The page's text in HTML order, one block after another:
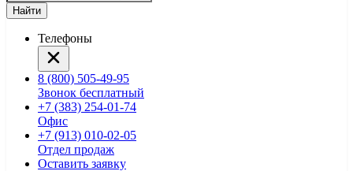
Найти
Телефоны
8 (800) 505-49-95
Звонок бесплатный
+7 (383) 254-01-74
Офис
+7 (913) 010-02-05
Отдел продаж
Оставить заявку